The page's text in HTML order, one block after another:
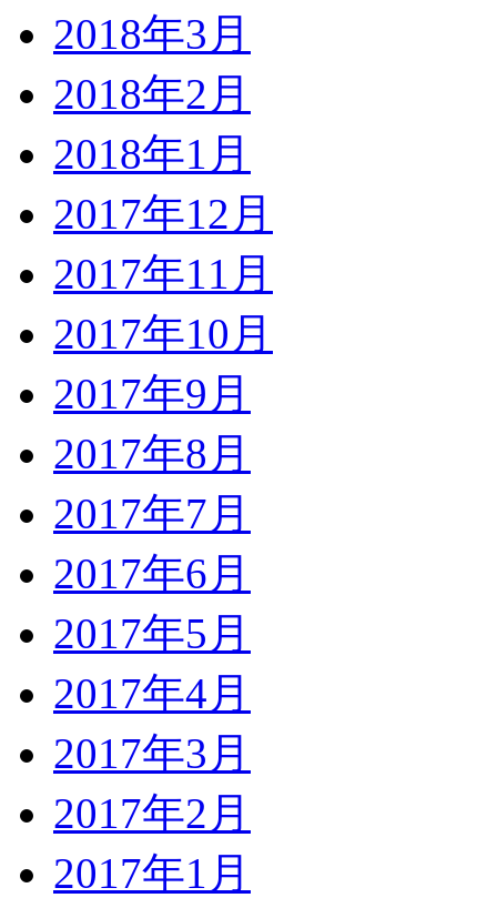
2018年3月
2018年2月
2018年1月
2017年12月
2017年11月
2017年10月
2017年9月
2017年8月
2017年7月
2017年6月
2017年5月
2017年4月
2017年3月
2017年2月
2017年1月